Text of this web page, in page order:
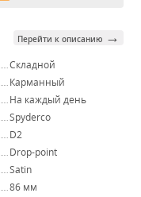
Перейти к описанию →
Складной
Карманный
На каждый день
Spyderco
D2
Drop-point
Satin
86 мм